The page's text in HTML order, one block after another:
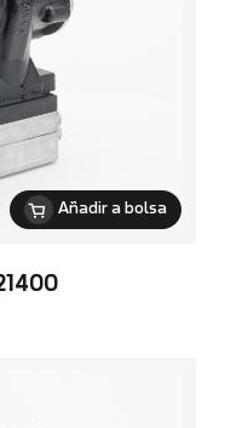
Añadir a bolsa